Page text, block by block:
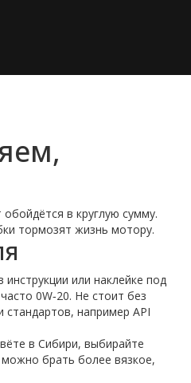
в круглую сумму.
тормозят жизнь мотору.
или наклейке под
0W‑20. Не стоит без
стандартов, например API
в Сибири, выбирайте
брать более вязкое,